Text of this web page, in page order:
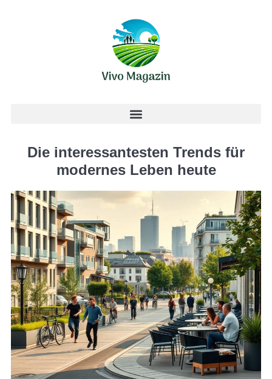
Die interessantesten Trends für
modernes Leben heute